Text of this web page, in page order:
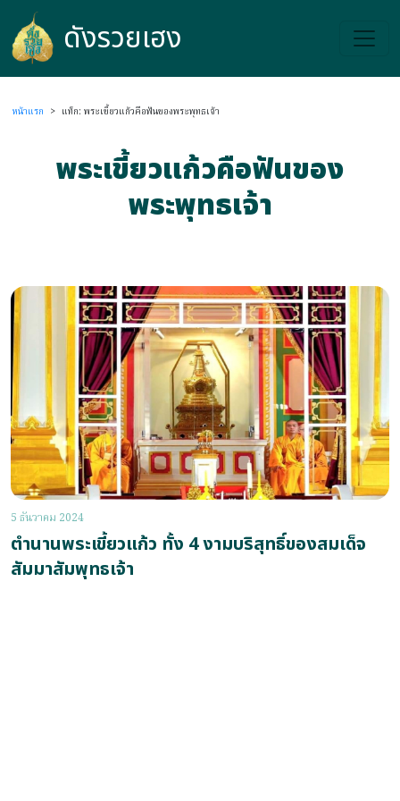
ดังรวยเฮง
ดังรวยเฮง
หน้าแรก > แท็ก: พระเขี้ยวแก้วคือฟันของพระพุทธเจ้า
พระเขี้ยวแก้วคือฟันของ
พระพุทธเจ้า
5 ธันวาคม 2024
ตำนานพระเขี้ยวแก้ว ทั้ง 4 งามบริสุทธิ์ของสมเด็จ
สัมมาสัมพุทธเจ้า